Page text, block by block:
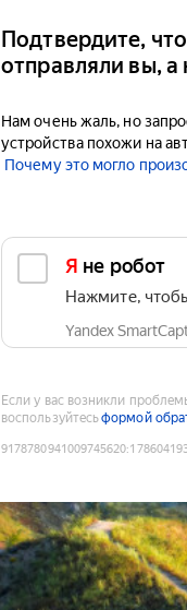
Подтвердите,
отправляли вы, а
Нам очень жаль, но
устройства похожи на
Почему это могло
Я не робот
Нажмите,
Yandex
Если у вас возникли
воспользуйтесьформой
9178780941009745620: